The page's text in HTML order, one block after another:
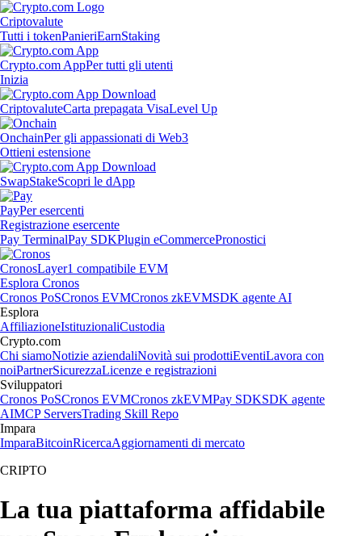
Criptovalute
Tutti i tokenPanieriEarnStaking
Crypto.com AppPer tutti gli utenti
Inizia
CriptovaluteCarta prepagata VisaLevel Up
OnchainPer gli appassionati di Web3
Ottieni estensione
SwapStakeScopri le dApp
PayPer esercenti
Registrazione esercente
Pay TerminalPay SDKPlugin eCommercePronostici
CronosLayer1 compatibile EVM
Esplora Cronos
Cronos PoSCronos EVMCronos zkEVMSDK agente AI
Esplora
AffiliazioneIstituzionaliCustodia
Crypto.com
Chi siamoNotizie aziendaliNovità sui prodottiEventiLavora con
noiPartnerSicurezzaLicenze e registrazioni
Sviluppatori
Cronos PoSCronos EVMCronos zkEVMPay SDKSDK agente
AIMCP ServersTrading Skill Repo
Impara
ImparaBitcoinRicercaAggiornamenti di mercato
CRIPTO
La tua piattaforma affidabile